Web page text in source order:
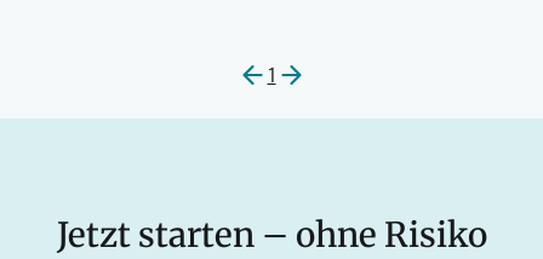
1
Jetzt starten – ohne Risiko